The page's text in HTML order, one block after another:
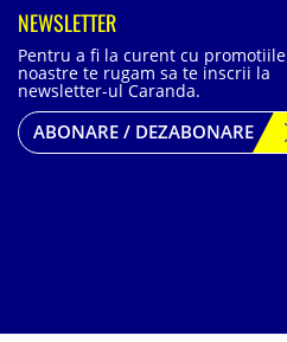
NEWSLETTER
Pentru a fi la curent cu promotiile
noastre te rugam sa te inscrii la
newsletter-ul Caranda.
ABONARE / DEZABONARE